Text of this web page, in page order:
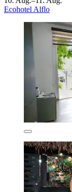
Ecohotel Alflo